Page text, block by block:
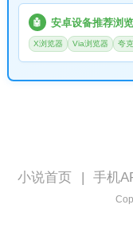
🤖 安卓设备推荐浏
X浏览器 Via浏览器 夸
小说首页 手机